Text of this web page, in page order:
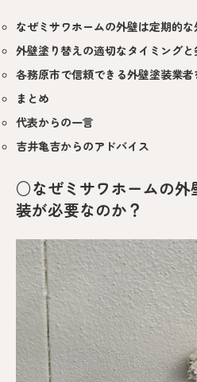
なぜミサワホームの外壁は定期的
外壁塗り替えの適切なタイミング
各務原市で信頼できる外壁塗装業
まとめ
代表からの一言
吉井亀吉からのアドバイス
○なぜミサワホームの外
装が必要なのか？